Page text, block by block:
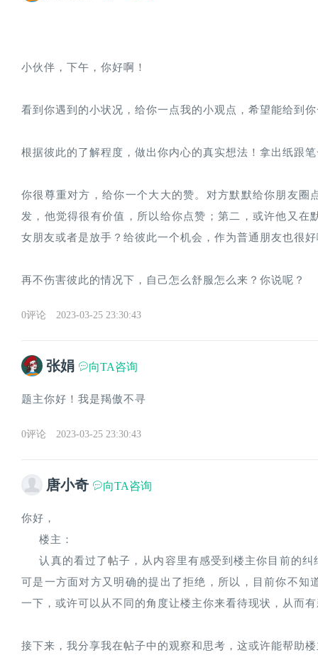
小伙伴，下午，你好啊！
看到你遇到的小状况，给你一点我的小观点，希望能给到
根据彼此的了解程度，做出你内心的真实想法！拿出纸跟
你很尊重对方，给你一个大大的赞。对方默默给你朋友
发，他觉得很有价值，所以给你点赞；第二，或许他又
女朋友或者是放手？给彼此一个机会，作为普通朋友也很
再不伤害彼此的情况下，自己怎么舒服怎么来？你说呢？
0评论 2023-03-25 23:30:43
张娟 向TA咨询
题主你好！我是羯傲不寻
0评论 2023-03-25 23:30:43
唐小奇 向TA咨询
你好，
楼主：
认真的看过了帖子，从内容里有感受到楼主你目前的纠
可是一方面对方又明确的提出了拒绝，所以，目前你不
一下，或许可以从不同的角度让楼主你来看待现状，从而
接下来，我分享我在帖子中的观察和思考，这或许能帮助